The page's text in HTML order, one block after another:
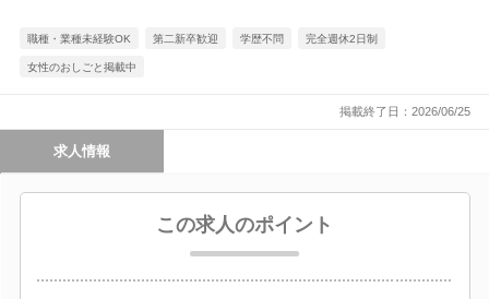
職種・業種未経験OK 第二新卒歓迎 学歴不問 完全週休2日制
女性のおしごと掲載中
掲載終了日：2026/06/25
求人情報
この求人のポイント